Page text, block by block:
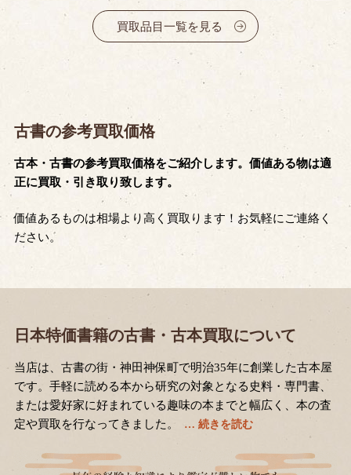
買取品目一覧を見る
古書の参考買取価格
古本・古書の参考買取価格をご紹介します。価値ある物は適
正に買取・引き取り致します。
価値あるものは相場より高く買取ります！お気軽にご連絡く
ださい。
日本特価書籍の古書・古本買取について
当店は、古書の街・神田神保町で明治35年に創業した古本屋
です。手軽に読める本から研究の対象となる史料・専門書、
または愛好家に好まれている趣味の本までと幅広く、本の査
定や買取を行なってきました。